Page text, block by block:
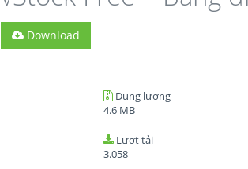
Download
Dung lượng
4.6 MB
Lượt tải
3.058